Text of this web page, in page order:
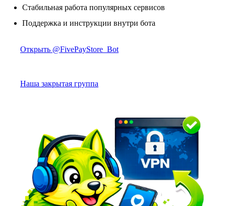
Стабильная работа популярных сервисов
Поддержка и инструкции внутри бота
Открыть @FivePayStore_Bot
Наша закрытая группа